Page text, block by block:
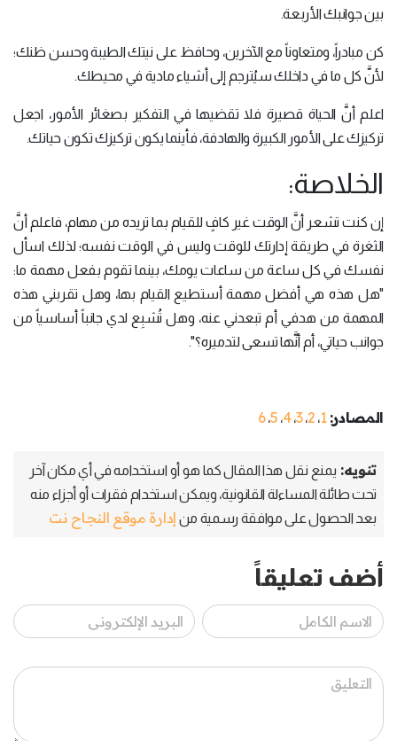
بين جوانبك الأربعة.
كن مبادراً، ومتعاوناً مع الآخرين، وحافظ على نيتك الطيبة وحسن ظنك؛
لأنَّ كل ما في داخلك سيُترجم إلى أشياء مادية في محيطك.
اعلم أنَّ الحياة قصيرة فلا تقضيها في التفكير بصغائر الأمور، اجعل
تركيزك على الأمور الكبيرة والهادفة، فأينما يكون تركيزك تكون حياتك.
الخلاصة:
إن كنت تشعر أنَّ الوقت غير كافٍ للقيام بما تريده من مهام، فاعلم أنَّ
الثغرة في طريقة إدارتك للوقت وليس في الوقت نفسه؛ لذلك اسأل
نفسك في كل ساعة من ساعات يومك، بينما تقوم بفعل مهمة ما:
"هل هذه هي أفضل مهمة أستطيع القيام بها، وهل تقربني هذه
المهمة من هدفي أم تبعدني عنه، وهل تُشبِع لدي جانباً أساسياً من
جوانب حياتي، أم أنَّها تسعى لتدميره؟".
المصادر: 1، 2،3،4، 5،6
تنويه: يمنع نقل هذا المقال كما هو أو استخدامه في أي مكان آخر
تحت طائلة المساءلة القانونية، ويمكن استخدام فقرات أو أجزاء منه
بعد الحصول على موافقة رسمية من إدارة موقع النجاح نت
أضف تعليقاً